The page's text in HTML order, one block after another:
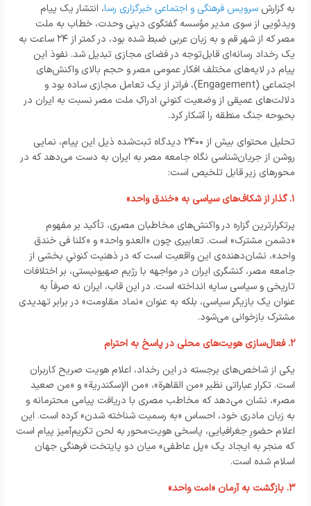
به گزارش سرویس فرهنگی و اجتماعی خبرگزاری رسا، انتشار یک پیام
ویدئویی از سوی مدیر مؤسسه گفتگوی دینی وحدت، خطاب به ملت
مصر که از شهر قم و به زبان عربی ضبط شده بود، در کمتر از ۲۴ ساعت به
یک رخداد رسانه‌ای قابل‌توجه در فضای مجازی تبدیل شد. نفوذ این
پیام در لایه‌های مختلف افکار عمومی مصر و حجم بالای واکنش‌های
اجتماعی (Engagement)، فراتر از یک تعامل مجازی ساده بود و
دلالت‌های عمیقی از وضعیت کنونیِ ادراکِ ملت مصر نسبت به ایران در
بحبوحه جنگ منطقه را آشکار کرد.
تحلیل محتوای بیش از ۲۴۰۰ دیدگاه ثبت‌شده ذیل این پیام، نمایی
روشن از جریان‌شناسی نگاه جامعه مصر به ایران به دست می‌دهد که در
محورهای زیر قابل تلخیص است:
۱. گذار از شکاف‌های سیاسی به «خندق واحد»
پرتکرارترین گزاره در واکنش‌های مخاطبان مصری، تأکید بر مفهوم
«دشمن مشترک» است. تعابیری چون «العدو واحد» و «كلنا في خندق
واحد»، نشان‌دهنده‌ی این واقعیت است که در ذهنیت کنونیِ بخشی از
جامعه مصر، کنشگری ایران در مواجهه با رژیم صهیونیستی، بر اختلافات
تاریخی و سیاسی سایه انداخته است. در این قاب، ایران نه صرفاً به
عنوان یک بازیگر سیاسی، بلکه به عنوان «نماد مقاومت» در برابر تهدیدی
مشترک بازخوانی می‌شود.
۲. فعال‌سازی هویت‌های محلی در پاسخ به احترام
یکی از شاخص‌های برجسته در این رخداد، اعلام هویت صریح کاربران
است. تکرار عباراتی نظیر «من القاهرة»، «من الإسكندرية» و «من صعيد
مصر»، نشان می‌دهد که مخاطب مصری با دریافت پیامی محترمانه و
به زبان مادری خود، احساس «به رسمیت شناخته شدن» کرده است. این
اعلام حضورِ جغرافیایی، پاسخی هویت‌محور به لحن تکریم‌آمیز پیام است
که منجر به ایجاد یک «پل عاطفی» میان دو پایتخت فرهنگی جهان
اسلام شده است.
۳. بازگشت به آرمان «امت واحد»